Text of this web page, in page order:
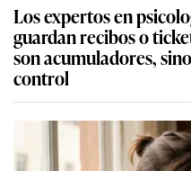
Los expertos en
guardan recibos o
son acumuladores,
control